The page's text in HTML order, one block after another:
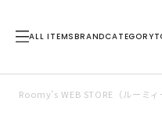
ALL ITEMSBRANDCATEGORY
Roomy’s WEB STORE（ルーミィ